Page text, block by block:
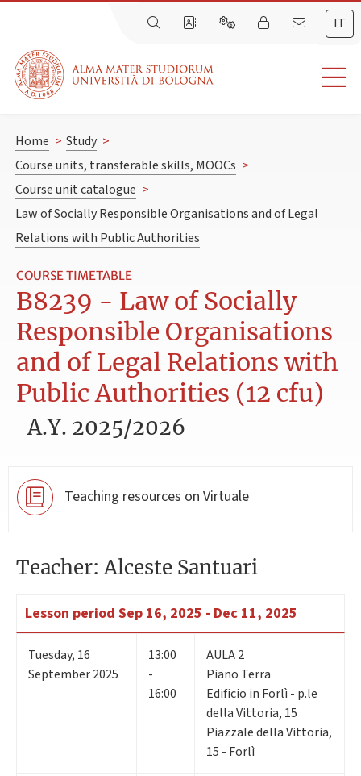
IT
Home > Study >
Course units, transferable skills, MOOCs >
Course unit catalogue >
Law of Socially Responsible Organisations and of Legal
Relations with Public Authorities
COURSE TIMETABLE
B8239 - Law of Socially
Responsible Organisations
and of Legal Relations with
Public Authorities (12 cfu)
A.Y. 2025/2026
Teaching resources on Virtuale
Teacher: Alceste Santuari
Lesson period Sep 16, 2025 - Dec 11, 2025
Tuesday, 16
September 2025
13:00
-
16:00
AULA 2
Piano Terra
Edificio in Forlì - p.le
della Vittoria, 15
Piazzale della Vittoria,
15 - Forlì